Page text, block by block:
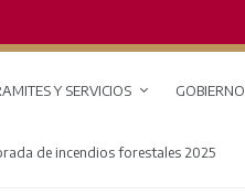
Y SERVICIOS GOBIERNO
de incendios forestales 2025